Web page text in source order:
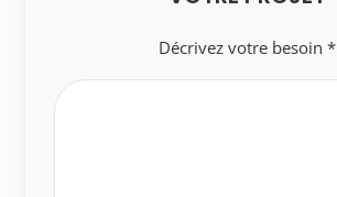
Décrivez votre besoin *